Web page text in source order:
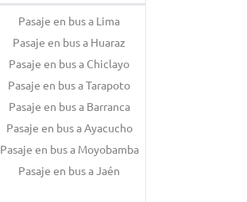
Pasaje en bus a Lima
Pasaje en bus a Huaraz
Pasaje en bus a Chiclayo
Pasaje en bus a Tarapoto
Pasaje en bus a Barranca
Pasaje en bus a Ayacucho
Pasaje en bus a Moyobamba
Pasaje en bus a Jaén